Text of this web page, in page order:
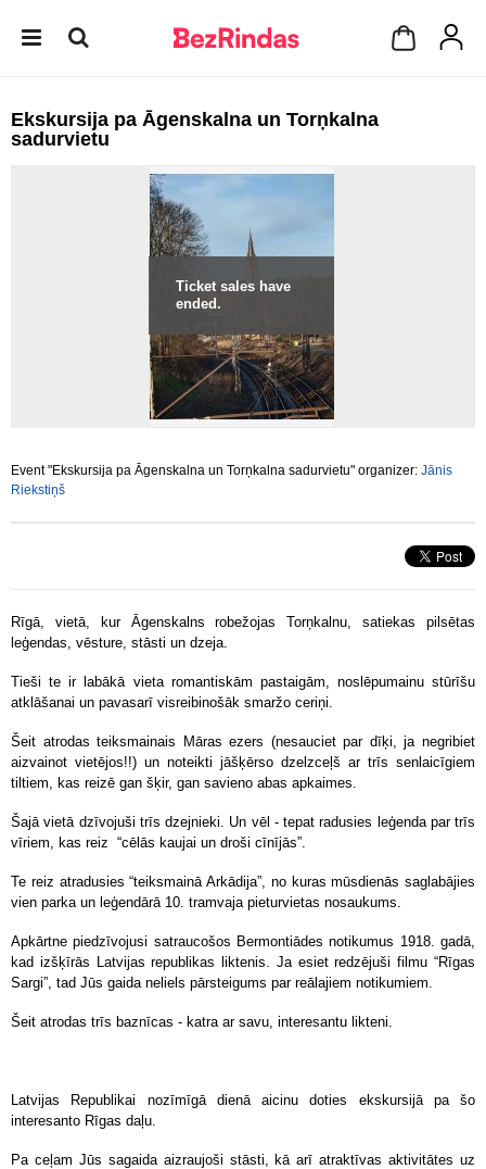
Ekskursija pa Āgenskalna un Torņkalna
sadurvietu
Ticket sales have
ended.
Event "Ekskursija pa Āgenskalna un Torņkalna sadurvietu" organizer: Jānis
Riekstiņš
Rīgā, vietā, kur Āgenskalns robežojas Torņkalnu, satiekas pilsētas
leģendas, vēsture, stāsti un dzeja.
Tieši te ir labākā vieta romantiskām pastaigām, noslēpumainu stūrīšu
atklāšanai un pavasarī visreibinošāk smaržo ceriņi.
Šeit atrodas teiksmainais Māras ezers (nesauciet par dīķi, ja negribiet
aizvainot vietējos!!) un noteikti jāšķērso dzelzceļš ar trīs senlaicīgiem
tiltiem, kas reizē gan šķir, gan savieno abas apkaimes.
Šajā vietā dzīvojuši trīs dzejnieki. Un vēl - tepat radusies leģenda par trīs
vīriem, kas reiz “cēlās kaujai un droši cīnījās”.
Te reiz atradusies “teiksmainā Arkādija”, no kuras mūsdienās saglabājies
vien parka un leģendārā 10. tramvaja pieturvietas nosaukums.
Apkārtne piedzīvojusi satraucošos Bermontiādes notikumus 1918. gadā,
kad izšķīrās Latvijas republikas liktenis. Ja esiet redzējuši filmu “Rīgas
Sargi”, tad Jūs gaida neliels pārsteigums par reālajiem notikumiem.
Šeit atrodas trīs baznīcas - katra ar savu, interesantu likteni.
Latvijas Republikai nozīmīgā dienā aicinu doties ekskursijā pa šo
interesanto Rīgas daļu.
Pa ceļam Jūs sagaida aizraujoši stāsti, kā arī atraktīvas aktivitātes uz